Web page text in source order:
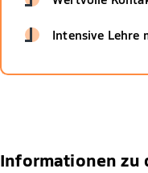
Intensive Lehre
Informationen zu